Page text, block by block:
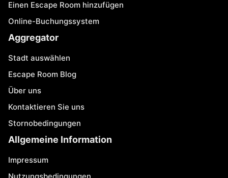
Einen Escape Room hinzufügen
Online-Buchungssystem
Aggregator
Stadt auswählen
Escape Room Blog
Über uns
Kontaktieren Sie uns
Stornobedingungen
Allgemeine Information
Impressum